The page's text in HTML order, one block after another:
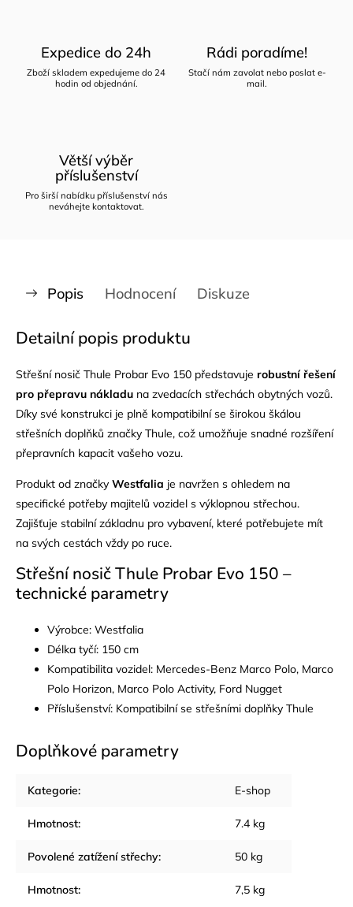
Expedice do 24h
Zboží skladem expedujeme do 24
hodin od objednání.
Rádi poradíme!
Stačí nám zavolat nebo poslat e-
mail.
Větší výběr
příslušenství
Pro širší nabídku příslušenství nás
neváhejte kontaktovat.
Popis Hodnocení Diskuze
Detailní popis produktu
Střešní nosič Thule Probar Evo 150 představuje robustní řešení
pro přepravu nákladu na zvedacích střechách obytných vozů.
Díky své konstrukci je plně kompatibilní se širokou škálou
střešních doplňků značky Thule, což umožňuje snadné rozšíření
přepravních kapacit vašeho vozu.
Produkt od značky Westfalia je navržen s ohledem na
specifické potřeby majitelů vozidel s výklopnou střechou.
Zajišťuje stabilní základnu pro vybavení, které potřebujete mít
na svých cestách vždy po ruce.
Střešní nosič Thule Probar Evo 150 –
technické parametry
Výrobce: Westfalia
Délka tyčí: 150 cm
Kompatibilita vozidel: Mercedes-Benz Marco Polo, Marco
Polo Horizon, Marco Polo Activity, Ford Nugget
Příslušenství: Kompatibilní se střešními doplňky Thule
Doplňkové parametry
Kategorie: E-shop
Hmotnost: 7.4 kg
Povolené zatížení střechy: 50 kg
Hmotnost: 7,5 kg